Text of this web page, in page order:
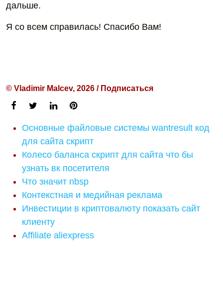
дальше.
Я со всем справилась! Спасибо Вам!
© Vladimir Malcev, 2026 / Подписаться
Основные файловые системы wantresult код
для сайта скрипт
Колесо баланса скрипт для сайта что бы
узнать вк посетителя
Что значит nbsp
Контекстная и медийная реклама
Инвестиции в криптовалюту показать сайт
клиенту
Affiliate aliexpress